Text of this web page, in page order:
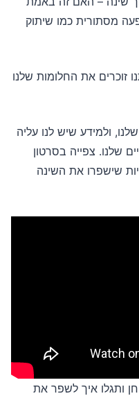
מסתורית כמו שיתוק
זוכרים את החלומות שלנו
ולמידע שיש לנו עליה
שלנו. צפייה בסרטון
שישפרו את השינה
ותגלו איך לשפר את